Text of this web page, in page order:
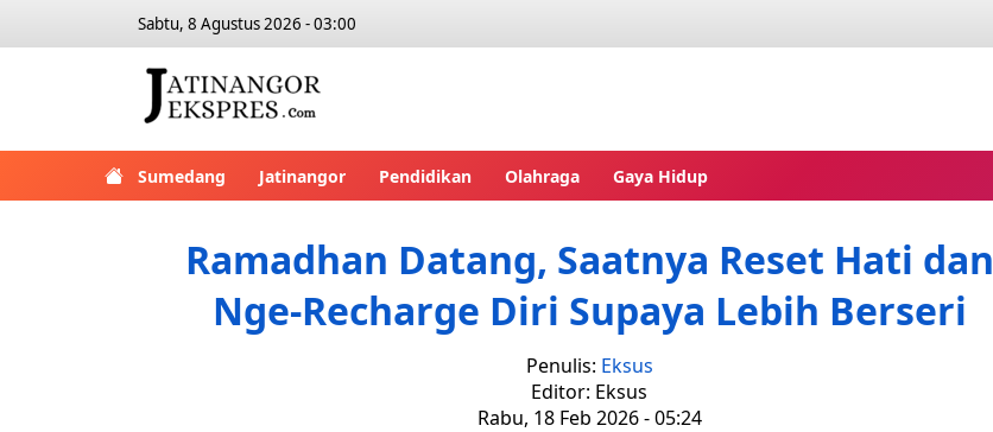
Sabtu, 8 Agustus 2026 - 03:00
Sumedang Jatinangor Pendidikan Olahraga Gaya Hidup
Ramadhan Datang, Saatnya Reset Hati dan
Nge-Recharge Diri Supaya Lebih Berseri
Penulis: Eksus
Editor: Eksus
Rabu, 18 Feb 2026 - 05:24